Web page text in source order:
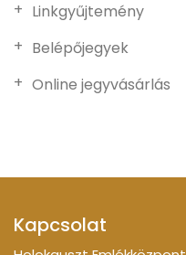
Linkgyűjtemény
Belépőjegyek
Online jegyvásárlás
Kapcsolat